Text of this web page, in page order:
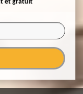
et gratuit